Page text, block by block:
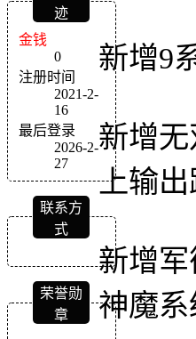
迹
金钱
0
注册时间
2021-2-
16
最后登录
2026-2-
27
联系方
式
荣誉勋
章
新增9
新增无
上输
新增军
神魔系